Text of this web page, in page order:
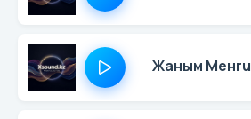
Жаным Менru